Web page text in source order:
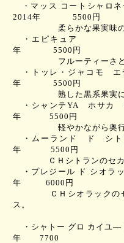
・マッス コートシャロ
2014年 5500 円
柔らかな果実味の
・エピキュア
年
5500 円
フルーティーさと
・トッレ・ジャコモ エ
年
5500 円
熟した黒系果実に
・シャンテ YA ホサカ
年
5500 円
軽やかながら奥行
・ムーランド ド
年
5500 円
ＣＨシトランのセカン
・プレジール ド シオラ
年
6000 円
ＣＨシオラックの
ス。
・シャトー グロ カイユ―
年
7700